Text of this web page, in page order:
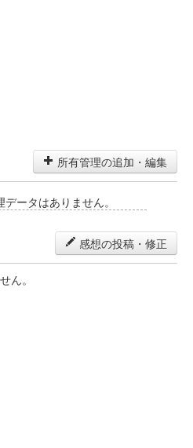
所有管理の追加・編集
ータはありません。
感想の投稿・修正
ん。